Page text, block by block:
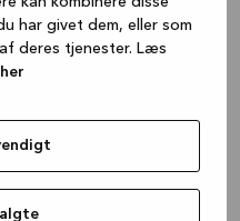
har givet dem, eller som
deres tjenester. Læs
is